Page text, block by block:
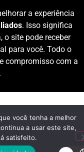
a experiência
. Isso significa
o site pode receber
para você. Todo o
compromisso com a
você tenha a melhor
a usar este site,
satisfeito.